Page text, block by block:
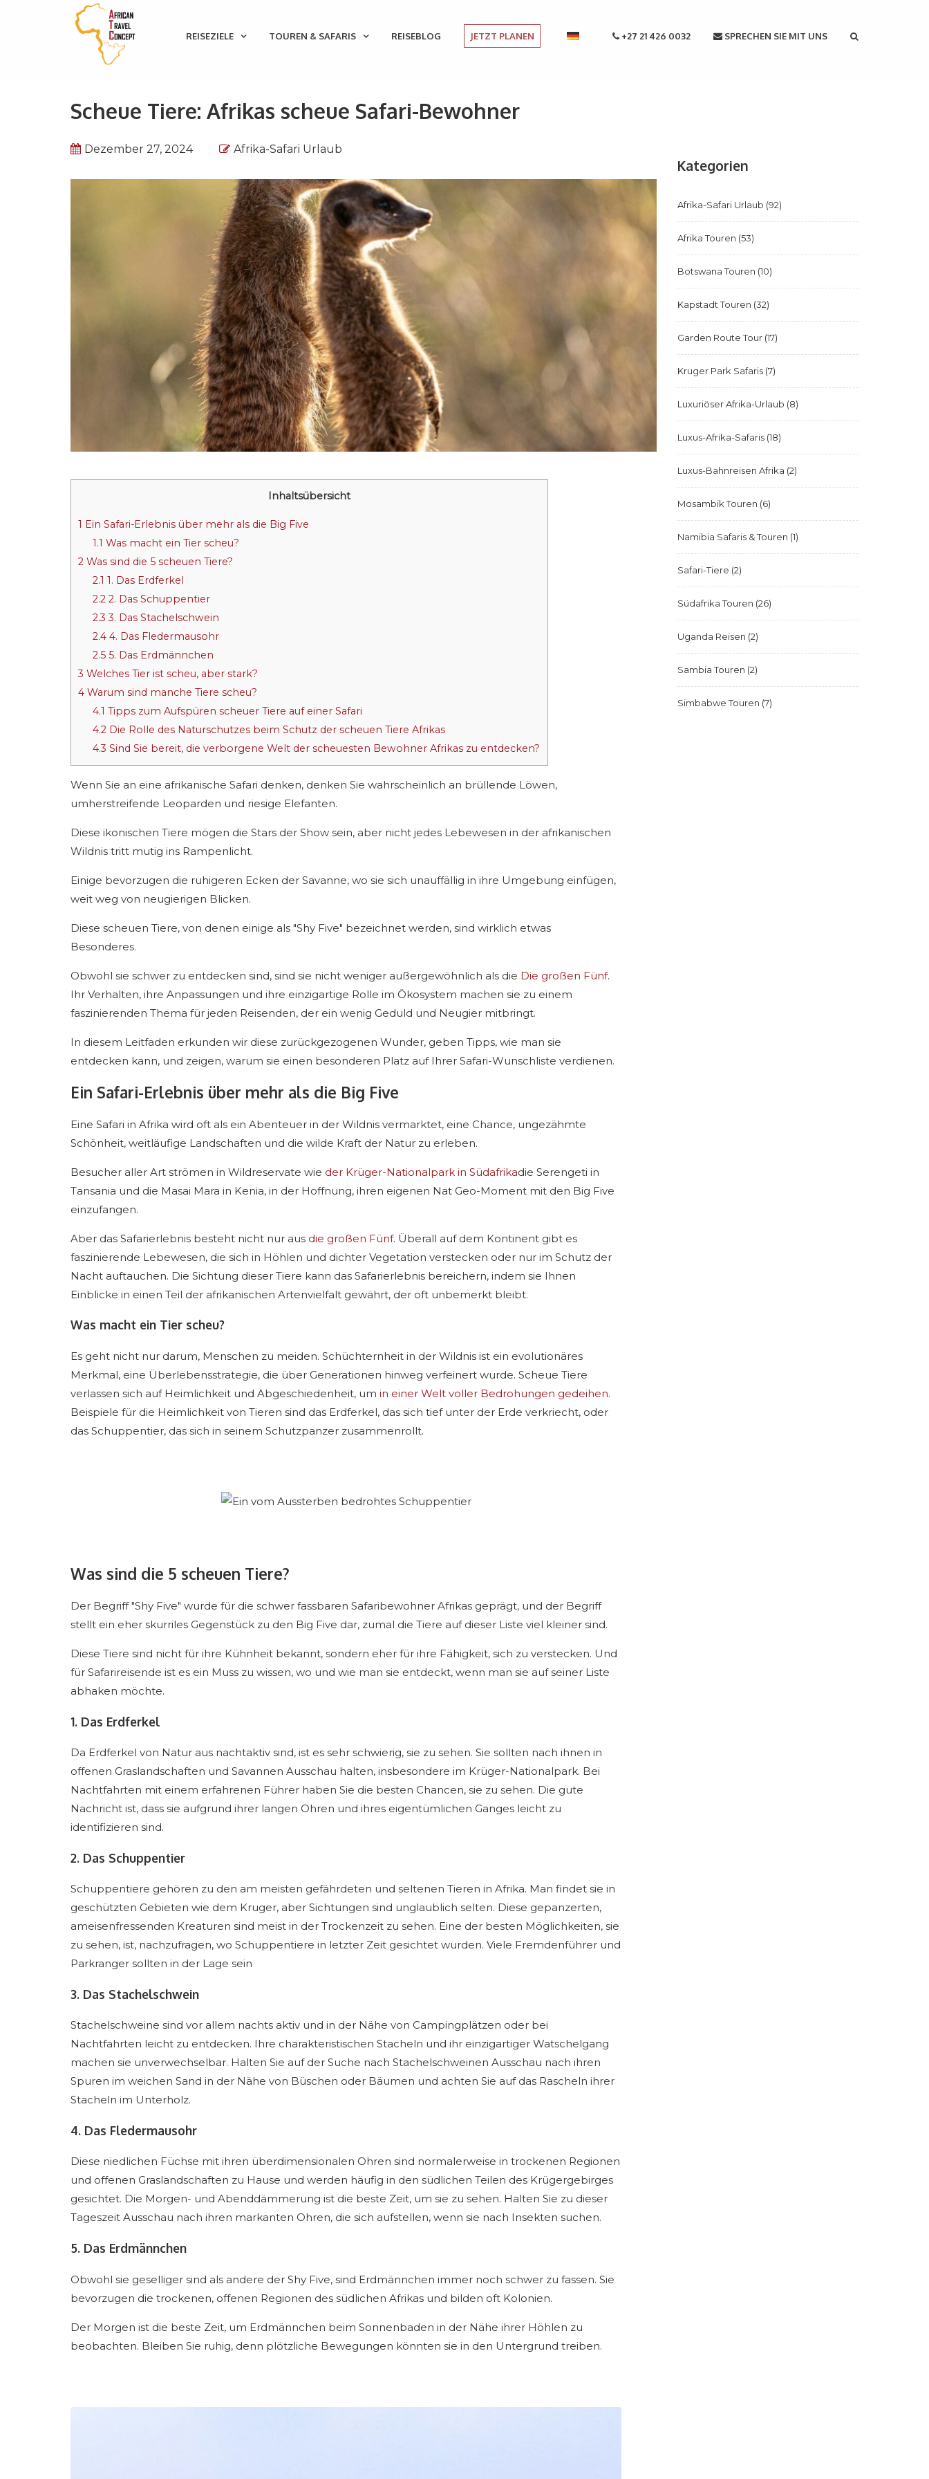
REISEZIELE TOUREN & SAFARIS REISEBLOG JETZT PLANEN +27 21 426 0032 SPRECHEN SIE MIT UNS
Scheue Tiere: Afrikas scheue Safari-Bewohner
Dezember 27, 2024 Afrika-Safari Urlaub
Inhaltsübersicht
1 Ein Safari-Erlebnis über mehr als die Big Five
1.1 Was macht ein Tier scheu?
2 Was sind die 5 scheuen Tiere?
2.1 1. Das Erdferkel
2.2 2. Das Schuppentier
2.3 3. Das Stachelschwein
2.4 4. Das Fledermausohr
2.5 5. Das Erdmännchen
3 Welches Tier ist scheu, aber stark?
4 Warum sind manche Tiere scheu?
4.1 Tipps zum Aufspüren scheuer Tiere auf einer Safari
4.2 Die Rolle des Naturschutzes beim Schutz der scheuen Tiere Afrikas
4.3 Sind Sie bereit, die verborgene Welt der scheuesten Bewohner Afrikas zu entdecken?
Wenn Sie an eine afrikanische Safari denken, denken Sie wahrscheinlich an brüllende Löwen,
umherstreifende Leoparden und riesige Elefanten.
Diese ikonischen Tiere mögen die Stars der Show sein, aber nicht jedes Lebewesen in der afrikanischen
Wildnis tritt mutig ins Rampenlicht.
Einige bevorzugen die ruhigeren Ecken der Savanne, wo sie sich unauffällig in ihre Umgebung einfügen,
weit weg von neugierigen Blicken.
Diese scheuen Tiere, von denen einige als "Shy Five" bezeichnet werden, sind wirklich etwas
Besonderes.
Obwohl sie schwer zu entdecken sind, sind sie nicht weniger außergewöhnlich als die Die großen Fünf.
Ihr Verhalten, ihre Anpassungen und ihre einzigartige Rolle im Ökosystem machen sie zu einem
faszinierenden Thema für jeden Reisenden, der ein wenig Geduld und Neugier mitbringt.
In diesem Leitfaden erkunden wir diese zurückgezogenen Wunder, geben Tipps, wie man sie
entdecken kann, und zeigen, warum sie einen besonderen Platz auf Ihrer Safari-Wunschliste verdienen.
Ein Safari-Erlebnis über mehr als die Big Five
Eine Safari in Afrika wird oft als ein Abenteuer in der Wildnis vermarktet, eine Chance, ungezähmte
Schönheit, weitläufige Landschaften und die wilde Kraft der Natur zu erleben.
Besucher aller Art strömen in Wildreservate wie der Krüger-Nationalpark in Südafrikadie Serengeti in
Tansania und die Masai Mara in Kenia, in der Hoffnung, ihren eigenen Nat Geo-Moment mit den Big Five
einzufangen.
Aber das Safarierlebnis besteht nicht nur aus die großen Fünf. Überall auf dem Kontinent gibt es
faszinierende Lebewesen, die sich in Höhlen und dichter Vegetation verstecken oder nur im Schutz der
Nacht auftauchen. Die Sichtung dieser Tiere kann das Safarierlebnis bereichern, indem sie Ihnen
Einblicke in einen Teil der afrikanischen Artenvielfalt gewährt, der oft unbemerkt bleibt.
Was macht ein Tier scheu?
Es geht nicht nur darum, Menschen zu meiden. Schüchternheit in der Wildnis ist ein evolutionäres
Merkmal, eine Überlebensstrategie, die über Generationen hinweg verfeinert wurde. Scheue Tiere
verlassen sich auf Heimlichkeit und Abgeschiedenheit, um in einer Welt voller Bedrohungen gedeihen.
Beispiele für die Heimlichkeit von Tieren sind das Erdferkel, das sich tief unter der Erde verkriecht, oder
das Schuppentier, das sich in seinem Schutzpanzer zusammenrollt.
Was sind die 5 scheuen Tiere?
Der Begriff "Shy Five" wurde für die schwer fassbaren Safaribewohner Afrikas geprägt, und der Begriff
stellt ein eher skurriles Gegenstück zu den Big Five dar, zumal die Tiere auf dieser Liste viel kleiner sind.
Diese Tiere sind nicht für ihre Kühnheit bekannt, sondern eher für ihre Fähigkeit, sich zu verstecken. Und
für Safarireisende ist es ein Muss zu wissen, wo und wie man sie entdeckt, wenn man sie auf seiner Liste
abhaken möchte.
1. Das Erdferkel
Da Erdferkel von Natur aus nachtaktiv sind, ist es sehr schwierig, sie zu sehen. Sie sollten nach ihnen in
offenen Graslandschaften und Savannen Ausschau halten, insbesondere im Krüger-Nationalpark. Bei
Nachtfahrten mit einem erfahrenen Führer haben Sie die besten Chancen, sie zu sehen. Die gute
Nachricht ist, dass sie aufgrund ihrer langen Ohren und ihres eigentümlichen Ganges leicht zu
identifizieren sind.
2. Das Schuppentier
Schuppentiere gehören zu den am meisten gefährdeten und seltenen Tieren in Afrika. Man findet sie in
geschützten Gebieten wie dem Kruger, aber Sichtungen sind unglaublich selten. Diese gepanzerten,
ameisenfressenden Kreaturen sind meist in der Trockenzeit zu sehen. Eine der besten Möglichkeiten, sie
zu sehen, ist, nachzufragen, wo Schuppentiere in letzter Zeit gesichtet wurden. Viele Fremdenführer und
Parkranger sollten in der Lage sein
3. Das Stachelschwein
Stachelschweine sind vor allem nachts aktiv und in der Nähe von Campingplätzen oder bei
Nachtfahrten leicht zu entdecken. Ihre charakteristischen Stacheln und ihr einzigartiger Watschelgang
machen sie unverwechselbar. Halten Sie auf der Suche nach Stachelschweinen Ausschau nach ihren
Spuren im weichen Sand in der Nähe von Büschen oder Bäumen und achten Sie auf das Rascheln ihrer
Stacheln im Unterholz.
4. Das Fledermausohr
Diese niedlichen Füchse mit ihren überdimensionalen Ohren sind normalerweise in trockenen Regionen
und offenen Graslandschaften zu Hause und werden häufig in den südlichen Teilen des Krügergebirges
gesichtet. Die Morgen- und Abenddämmerung ist die beste Zeit, um sie zu sehen. Halten Sie zu dieser
Tageszeit Ausschau nach ihren markanten Ohren, die sich aufstellen, wenn sie nach Insekten suchen.
5. Das Erdmännchen
Obwohl sie geselliger sind als andere der Shy Five, sind Erdmännchen immer noch schwer zu fassen. Sie
bevorzugen die trockenen, offenen Regionen des südlichen Afrikas und bilden oft Kolonien.
Der Morgen ist die beste Zeit, um Erdmännchen beim Sonnenbaden in der Nähe ihrer Höhlen zu
beobachten. Bleiben Sie ruhig, denn plötzliche Bewegungen könnten sie in den Untergrund treiben.
Kategorien
Afrika-Safari Urlaub (92)
Afrika Touren (53)
Botswana Touren (10)
Kapstadt Touren (32)
Garden Route Tour(17)
Kruger Park Safaris(7)
Luxuriöser Afrika-Urlaub (8)
Luxus-Afrika-Safaris(18)
Luxus-Bahnreisen Afrika (2)
Mosambik Touren (6)
Namibia Safaris & Touren (1)
Safari-Tiere (2)
Südafrika Touren (26)
Uganda Reisen (2)
Sambia Touren (2)
Simbabwe Touren (7)